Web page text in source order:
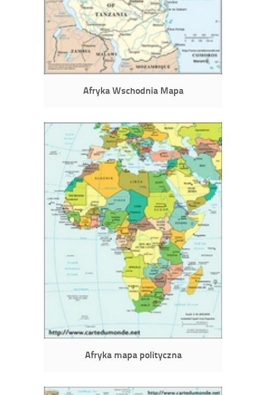
Afryka Wschodnia Mapa
Afryka mapa polityczna